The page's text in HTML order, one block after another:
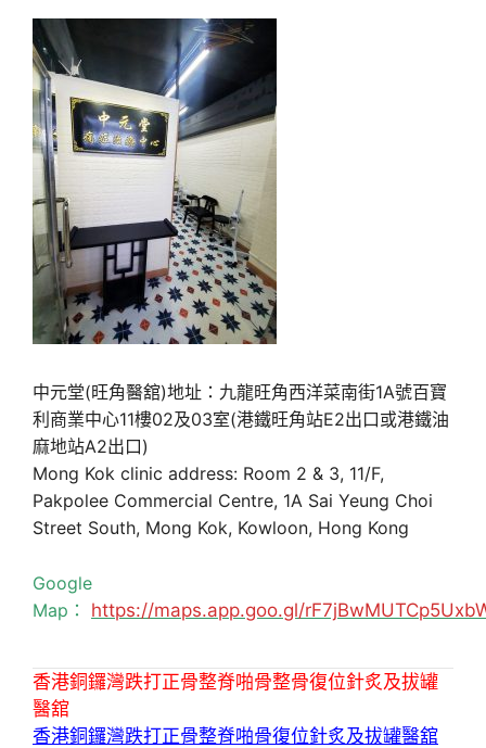
中元堂(旺角醫舘)地址：九龍旺角西洋菜南街1A號百寶
利商業中心11樓02及03室(港鐵旺角站E2出口或港鐵油
麻地站A2出口)
Mong Kok clinic address: Room 2 & 3, 11/F,
Pakpolee Commercial Centre, 1A Sai Yeung Choi
Street South, Mong Kok, Kowloon, Hong Kong
Google
Map： https://maps.app.goo.gl/
香港銅鑼灣跌打正骨整脊啪骨整骨復位針炙及拔罐
醫舘
香港銅鑼灣跌打正骨整脊啪骨復位針炙及拔罐醫舘